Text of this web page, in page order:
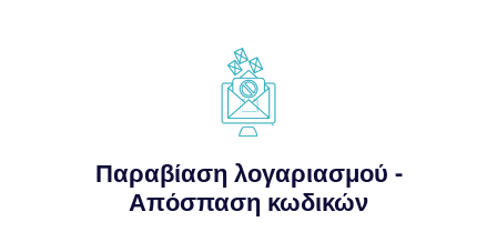
Παραβίαση λογαριασμού -
Απόσπαση κωδικών